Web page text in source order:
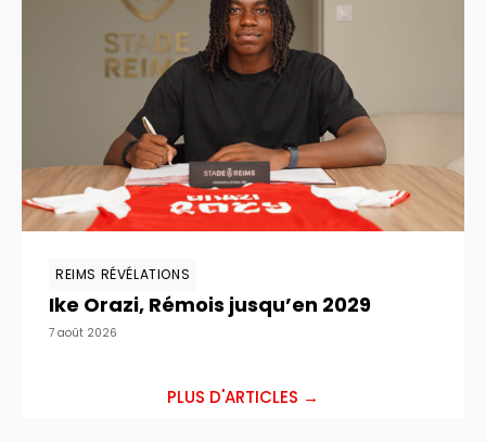
REIMS RÉVÉLATIONS
Ike Orazi, Rémois jusqu’en 2029
7 août 2026
PLUS D'ARTICLES →